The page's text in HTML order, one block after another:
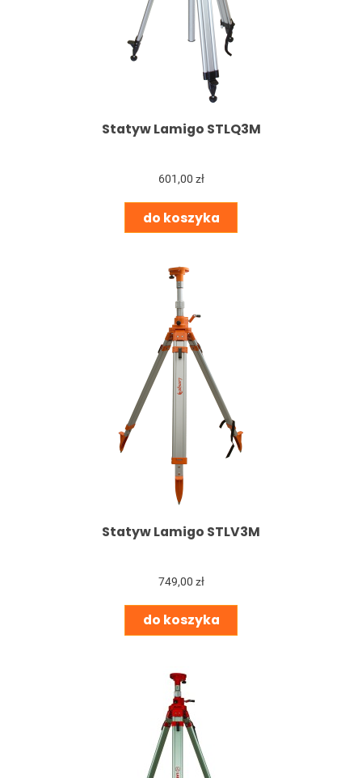
Statyw Lamigo STLQ3M
601,00 zł
do koszyka
Statyw Lamigo STLV3M
749,00 zł
do koszyka